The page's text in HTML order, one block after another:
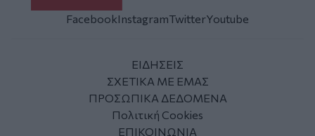
FacebookInstagramTwitterYoutube
ΕΙΔΗΣΕΙΣ
ΣΧΕΤΙΚΑ ΜΕ ΕΜΑΣ
ΠΡΟΣΩΠΙΚΑ ΔΕΔΟΜΕΝΑ
Πολιτική Cookies
ΕΠΙΚΟΙΝΩΝΙΑ